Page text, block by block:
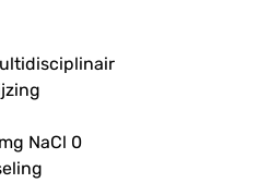
NaCl 0